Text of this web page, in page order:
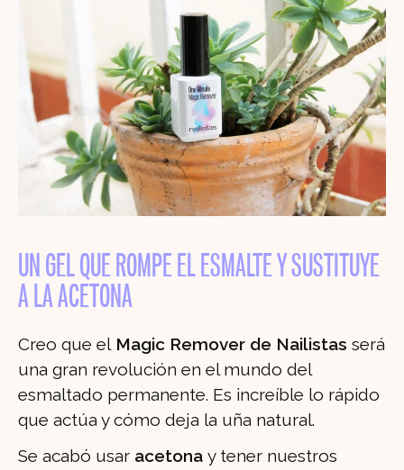
UN GEL QUE ROMPE EL ESMALTE Y SUSTITUYE
A LA ACETONA
Creo que el Magic Remover de Nailistas será
una gran revolución en el mundo del
esmaltado permanente. Es increíble lo rápido
que actúa y cómo deja la uña natural.
Se acabó usar acetona y tener nuestros